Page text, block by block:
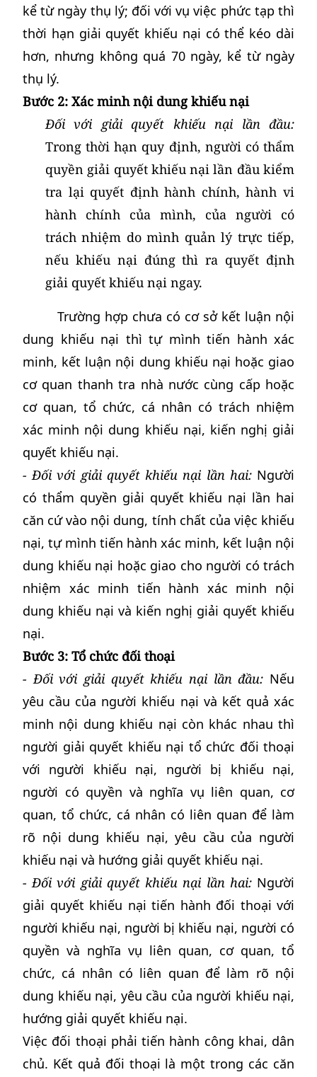
kể từ ngày thụ lý; đối với vụ việc phức tạp thì
thời hạn giải quyết khiếu nại có thể kéo dài
hơn, nhưng không quá 70 ngày, kể từ ngày
thụ lý.
Bước 2: Xác minh nội dung khiếu nại
Đối với giải quyết khiếu nại lần đầu:
Trong thời hạn quy định, người có thẩm
quyền giải quyết khiếu nại lần đầu kiểm
tra lại quyết định hành chính, hành vi
hành chính của mình, của người có
trách nhiệm do mình quản lý trực tiếp,
nếu khiếu nại đúng thì ra quyết định
giải quyết khiếu nại ngay.
Trường hợp chưa có cơ sở kết luận nội
dung khiếu nại thì tự mình tiến hành xác
minh, kết luận nội dung khiếu nại hoặc giao
cơ quan thanh tra nhà nước cùng cấp hoặc
cơ quan, tổ chức, cá nhân có trách nhiệm
xác minh nội dung khiếu nại, kiến nghị giải
quyết khiếu nại.
- Đối với giải quyết khiếu nại lần hai: Người
có thẩm quyền giải quyết khiếu nại lần hai
căn cứ vào nội dung, tính chất của việc khiếu
nại, tự mình tiến hành xác minh, kết luận nội
dung khiếu nại hoặc giao cho người có trách
nhiệm xác minh tiến hành xác minh nội
dung khiếu nại và kiến nghị giải quyết khiếu
nại.
Bước 3: Tổ chức đối thoại
- Đối với giải quyết khiếu nại lần đầu: Nếu
yêu cầu của người khiếu nại và kết quả xác
minh nội dung khiếu nại còn khác nhau thì
người giải quyết khiếu nại tổ chức đối thoại
với người khiếu nại, người bị khiếu nại,
người có quyền và nghĩa vụ liên quan, cơ
quan, tổ chức, cá nhân có liên quan để làm
rõ nội dung khiếu nại, yêu cầu của người
khiếu nại và hướng giải quyết khiếu nại.
- Đối với giải quyết khiếu nại lần hai: Người
giải quyết khiếu nại tiến hành đối thoại với
người khiếu nại, người bị khiếu nại, người có
quyền và nghĩa vụ liên quan, cơ quan, tổ
chức, cá nhân có liên quan để làm rõ nội
dung khiếu nại, yêu cầu của người khiếu nại,
hướng giải quyết khiếu nại.
Việc đối thoại phải tiến hành công khai, dân
chủ. Kết quả đối thoại là một trong các căn